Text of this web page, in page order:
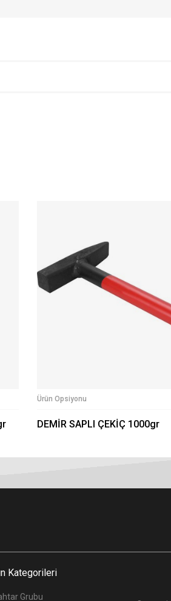
Ürün Opsiyonu
DEMİR SAPLI ÇEKİÇ 1000gr
Kategorileri
Grubu